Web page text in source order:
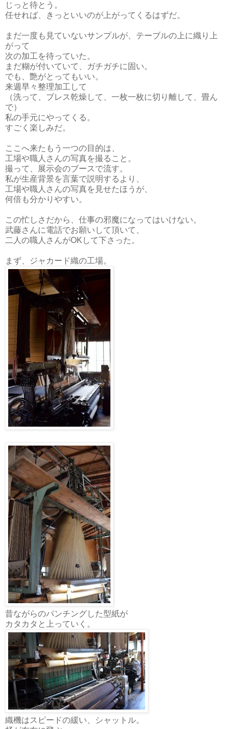
じっと待とう。
任せれば、きっといいのが上がってくるはずだ。
まだ一度も見ていないサンプルが、テーブルの上に織り上
がって
次の加工を待っていた。
まだ糊が付いていて、ガチガチに固い。
でも、艶がとってもいい。
来週早々整理加工して
（洗って、プレス乾燥して、一枚一枚に切り離して、畳ん
で）
私の手元にやってくる。
すごく楽しみだ。
ここへ来たもう一つの目的は、
工場や職人さんの写真を撮ること。
撮って、展示会のブースで流す。
私が生産背景を言葉で説明するより、
工場や職人さんの写真を見せたほうが、
何倍も分かりやすい。
この忙しさだから、仕事の邪魔になってはいけない。
武藤さんに電話でお願いして頂いて、
二人の職人さんがOKして下さった。
まず、ジャカード織の工場。
昔ながらのパンチングした型紙が
カタカタと上っていく。
織機はスピードの緩い、シャットル。